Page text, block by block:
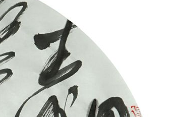
网球 亚冬会
艺术 汽车 数智
时尚 天气 网展